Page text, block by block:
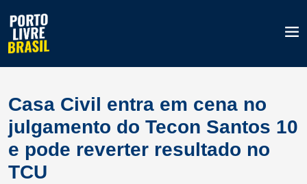
Casa Civil entra em cena no
julgamento do Tecon Santos 10
e pode reverter resultado no
TCU